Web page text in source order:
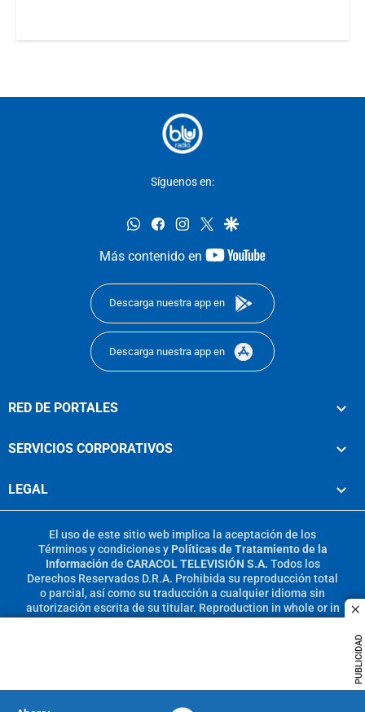
PUBLICIDAD
Síguenos en:
whatsappfacebookinstagram
twittergoogle
Más contenido en
youtube-
Descarga nuestra app en
Descarga nuestra app en
RED DE PORTALES
SERVICIOS CORPORATIVOS
LEGAL
El uso de este sitio web implica la aceptación de los
Términos y condicionesy Políticas de Tratamiento de la
Información de CARACOL TELEVISIÓN S.A. Todos los
Derechos Reservados D.R.A. Prohibida su reproducción total
o parcial, así como su traducción a cualquier idioma sin
autorización escrita de su titular. Reproduction in whole or in